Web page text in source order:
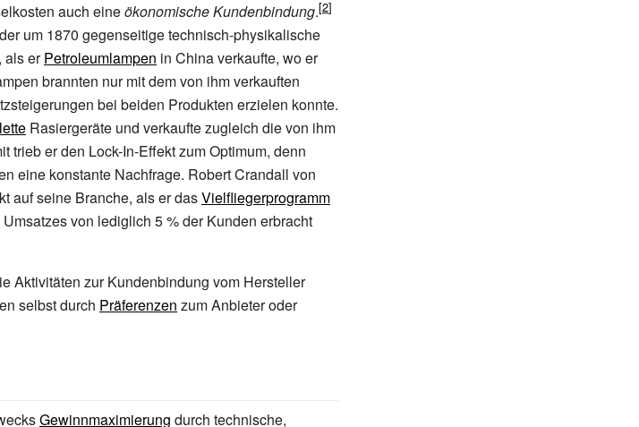
auch eineökonomische Kundenbindung.
um 1870 gegenseitige technisch-physikalische
als erPetroleumlampen in China verkaufte, wo er
brannten nur mit dem von ihm verkauften
bei beiden Produkten erzielen konnte.
Rasiergeräte und verkaufte zugleich die von ihm
trieb er den Lock-In-Effekt zum Optimum, denn
eine konstante Nachfrage. Robert Crandall von
auf seine Branche, als er dasVielfliegerprogramm
Umsatzes von lediglich 5% der Kunden erbracht
Aktivitäten zur Kundenbindung vom Hersteller
selbst durch Präferenzen zum Anbieter oder
Gewinnmaximierung durch technische,